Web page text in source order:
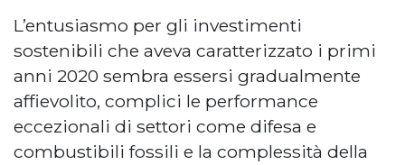
L’entusiasmo per gli investimenti
sostenibili che aveva caratterizzato i primi
anni 2020 sembra essersi gradualmente
affievolito, complici le performance
eccezionali di settori come difesa e
combustibili fossili e la complessità della